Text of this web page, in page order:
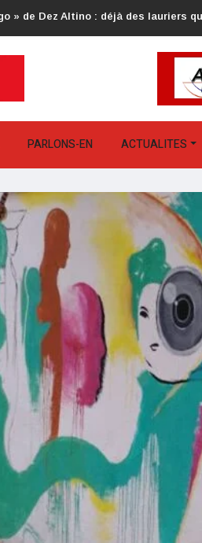
» de Dez Altino : déjà des lauriers
PARLONS-EN ACTUALITES